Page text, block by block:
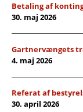
Betaling af
30. maj 2026
Gartnervængets
4. maj 2026
Referat af
30. april 2026